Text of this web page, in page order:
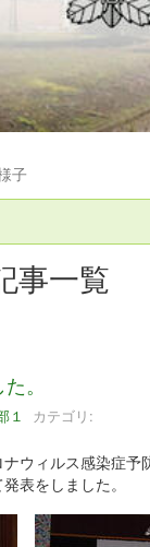
一覧
た。
カテゴリ:
ウィルス感染症
発表をしました。